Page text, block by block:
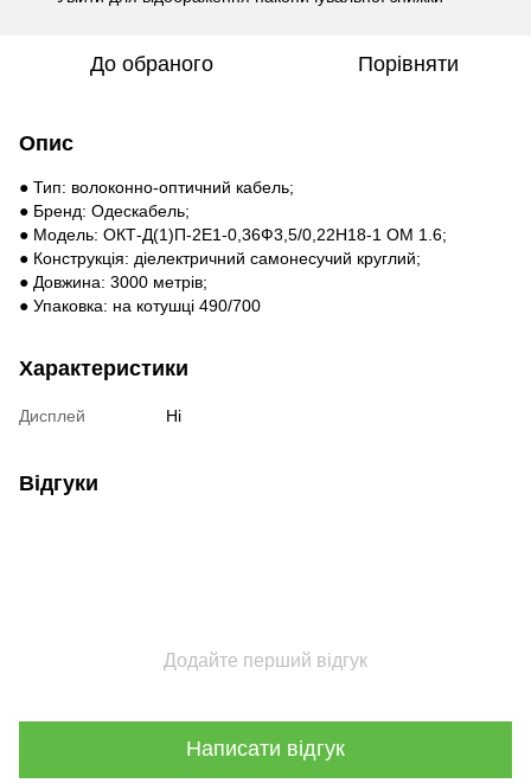
До обраного Порівняти
Опис
● Тип: волоконно-оптичний кабель;
● Бренд: Одескабель;
● Модель: ОКТ-Д(1)П-2Е1-0,36Ф3,5/0,22Н18-1 ОМ 1.6;
● Конструкція: діелектричний самонесучий круглий;
● Довжина: 3000 метрів;
● Упаковка: на котушці 490/700
Характеристики
Дисплей Ні
Відгуки
Додайте перший відгук
Написати відгук